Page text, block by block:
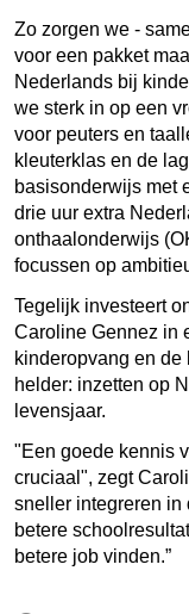
Zo zorgen we -
voor een pakket
Nederlands bij
we sterk in op een
voor peuters en
kleuterklas en de
basisonderwijs met
drie uur extra
onthaalonderwijs
focussen op
Tegelijk investeert
Caroline Gennez in
kinderopvang en
helder: inzetten op
levensjaar.
"Een goede kennis
cruciaal", zegt
sneller integreren in
betere
betere job vinden.”